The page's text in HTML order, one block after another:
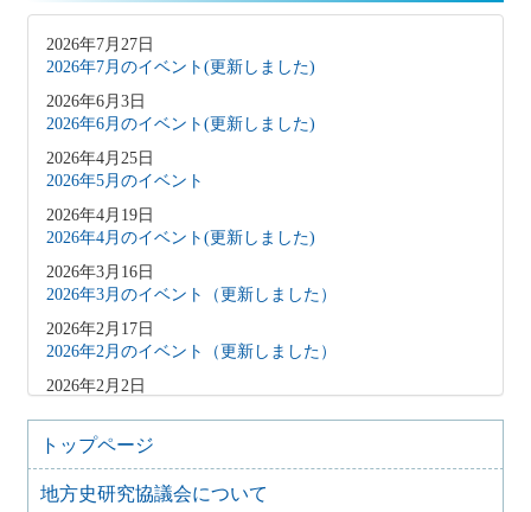
2026年7月27日
2026年7月のイベント(更新しました)
2026年6月3日
2026年6月のイベント(更新しました)
2026年4月25日
2026年5月のイベント
2026年4月19日
2026年4月のイベント(更新しました)
2026年3月16日
2026年3月のイベント（更新しました）
2026年2月17日
2026年2月のイベント（更新しました）
2026年2月2日
2026年1月9日
2026年1月のイベント(更新しました)
2025年12月10日
トップページ
地方史研究協議会について